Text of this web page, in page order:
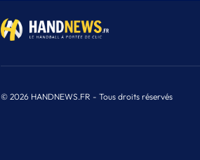
© 2026 HANDNEWS.FR - Tous droits réservés